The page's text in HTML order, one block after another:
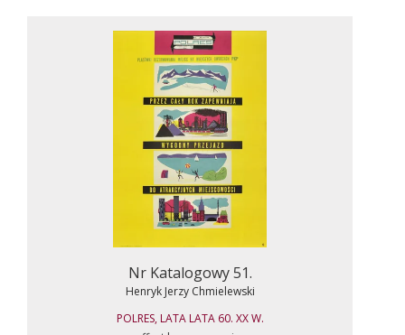
Nr Katalogowy 51.
Henryk Jerzy Chmielewski
POLRES, LATA LATA 60. XX W.